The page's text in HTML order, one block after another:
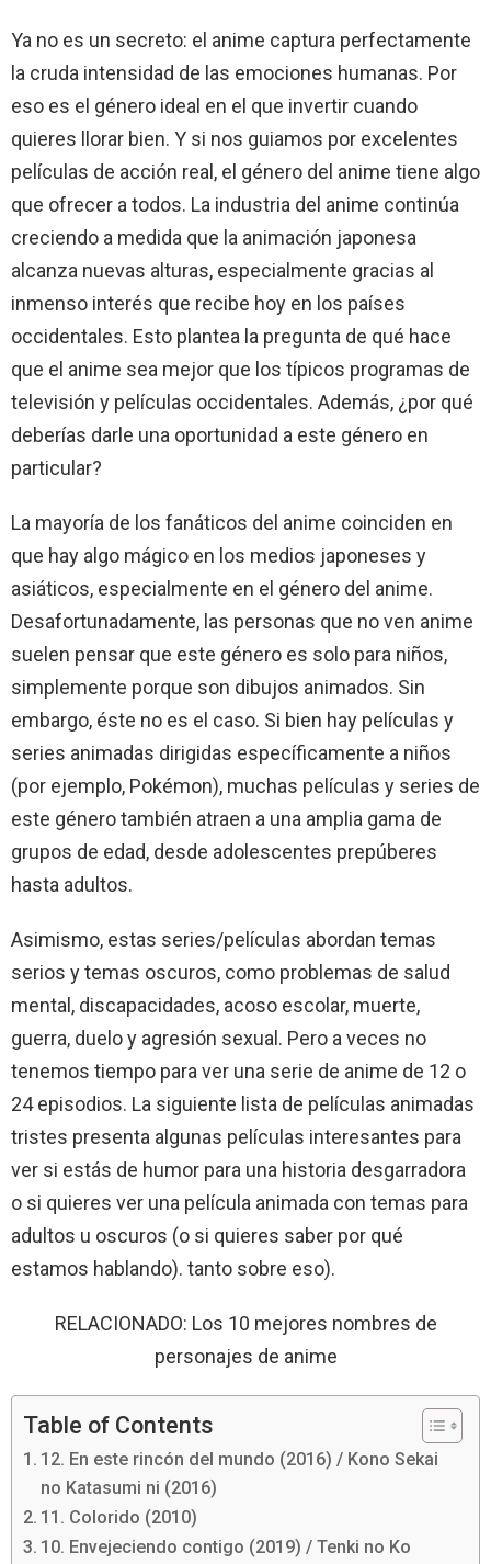
Ya no es un secreto: el anime captura perfectamente
la cruda intensidad de las emociones humanas. Por
eso es el género ideal en el que invertir cuando
quieres llorar bien. Y si nos guiamos por excelentes
películas de acción real, el género del anime tiene algo
que ofrecer a todos. La industria del anime continúa
creciendo a medida que la animación japonesa
alcanza nuevas alturas, especialmente gracias al
inmenso interés que recibe hoy en los países
occidentales. Esto plantea la pregunta de qué hace
que el anime sea mejor que los típicos programas de
televisión y películas occidentales. Además, ¿por qué
deberías darle una oportunidad a este género en
particular?
La mayoría de los fanáticos del anime coinciden en
que hay algo mágico en los medios japoneses y
asiáticos, especialmente en el género del anime.
Desafortunadamente, las personas que no ven anime
suelen pensar que este género es solo para niños,
simplemente porque son dibujos animados. Sin
embargo, éste no es el caso. Si bien hay películas y
series animadas dirigidas específicamente a niños
(por ejemplo, Pokémon), muchas películas y series de
este género también atraen a una amplia gama de
grupos de edad, desde adolescentes prepúberes
hasta adultos.
Asimismo, estas series/películas abordan temas
serios y temas oscuros, como problemas de salud
mental, discapacidades, acoso escolar, muerte,
guerra, duelo y agresión sexual. Pero a veces no
tenemos tiempo para ver una serie de anime de 12 o
24 episodios. La siguiente lista de películas animadas
tristes presenta algunas películas interesantes para
ver si estás de humor para una historia desgarradora
o si quieres ver una película animada con temas para
adultos u oscuros (o si quieres saber por qué
estamos hablando). tanto sobre eso).
RELACIONADO: Los 10 mejores nombres de
personajes de anime
Table of Contents
12. En este rincón del mundo (2016) / Kono Sekai
no Katasumi ni (2016)
11. Colorido (2010)
10. Envejeciendo contigo (2019) / Tenki no Ko